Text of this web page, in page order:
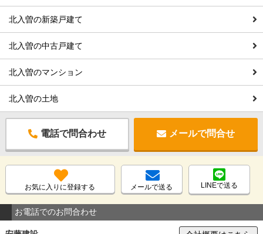
北入曽の新築戸建て
北入曽の中古戸建て
北入曽のマンション
北入曽の土地
電話で問合わせ メールで問合せ
お気に入りに登録する メールで送る LINEで送る
お電話でのお問合わせ